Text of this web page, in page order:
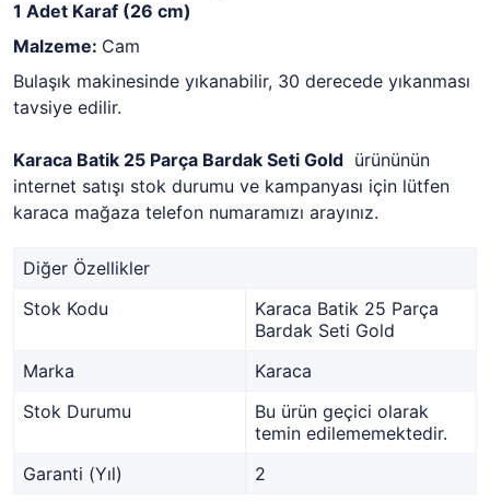
1 Adet Karaf (26 cm)
Malzeme: Cam
Bulaşık makinesinde yıkanabilir, 30 derecede yıkanması
tavsiye edilir.
Karaca Batik 25 Parça Bardak Seti Gold ürününün
internet satışı stok durumu ve kampanyası için lütfen
karaca mağaza telefon numaramızı arayınız.
Diğer Özellikler
Stok Kodu
Karaca Batik 25 Parça
Bardak Seti Gold
Marka
Karaca
Stok Durumu
Bu ürün geçici olarak
temin edilememektedir.
Garanti (Yıl)
2